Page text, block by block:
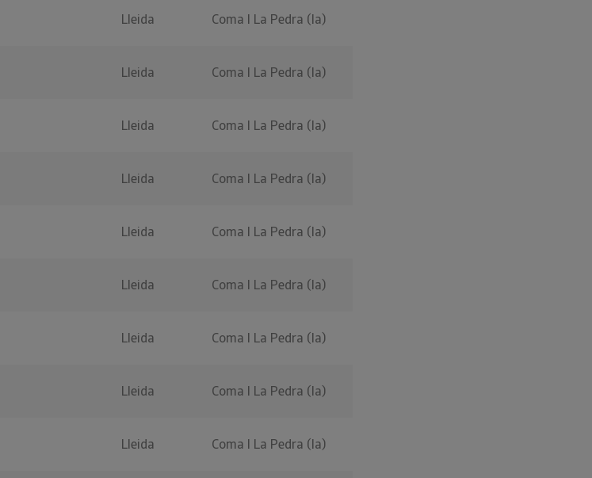
Lleida Coma I La Pedra (la)
Lleida Coma I La Pedra (la)
Lleida Coma I La Pedra (la)
Lleida Coma I La Pedra (la)
Lleida Coma I La Pedra (la)
Lleida Coma I La Pedra (la)
Lleida Coma I La Pedra (la)
Lleida Coma I La Pedra (la)
Lleida Coma I La Pedra (la)